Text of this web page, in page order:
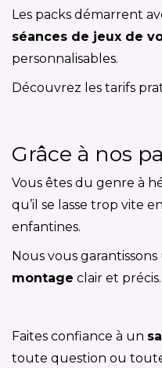
Les packs démarrent
séances de jeux de
personnalisables.
Découvrez les tarifs
Grâce à nos
Vous êtes du genre à
qu’il se lasse trop vite
enfantines.
Nous vous
montage clair et
Faites confiance à un
toute question ou